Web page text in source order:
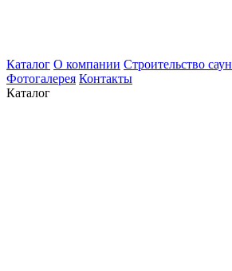
Каталог О компании Строительство саун
Фотогалерея Контакты
Каталог